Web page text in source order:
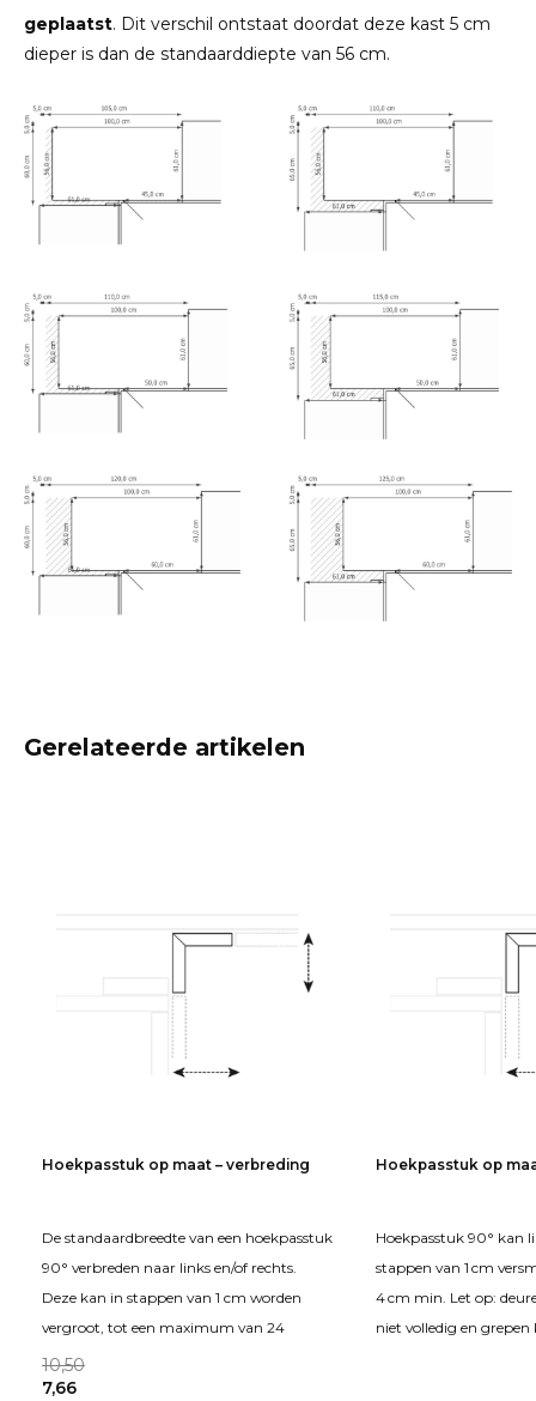
geplaatst. Dit verschil ontstaat doordat deze kast 5 cm
dieper is dan de standaarddiepte van 56 cm.
Gerelateerde artikelen
Hoekpasstuk op maat – verbreding
De standaardbreedte van een hoekpasstuk
90° verbreden naar links en/of rechts.
Deze kan in stappen van 1 cm worden
vergroot, tot een maximum van 24
10,50
7,66
Hoekpasstuk op
Hoekpasstuk 90° kan
stappen van 1 cm
4 cm min. Let op:
niet volledig en grepen